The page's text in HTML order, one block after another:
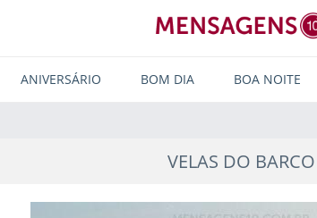
ANIVERSÁRIO BOM DIA BOA NOITE
VELAS DO BARCO